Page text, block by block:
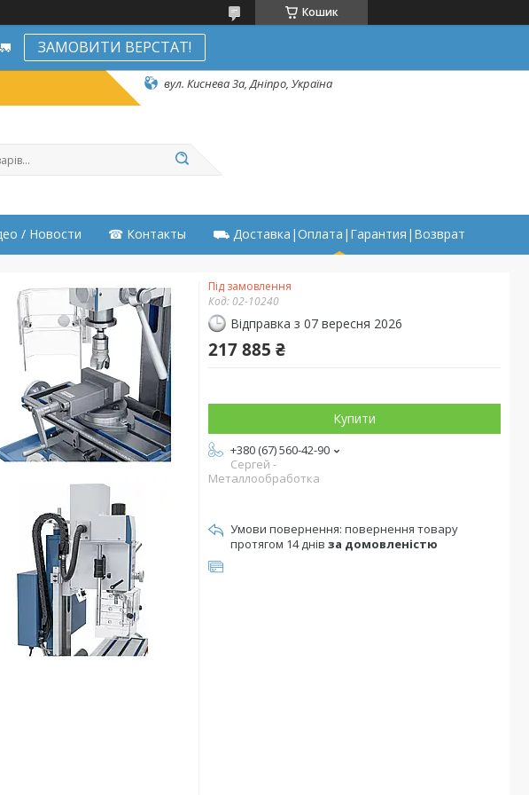
Кошик
ЗАМОВИТИ ВЕРСТАТ!
вул. Киснева 3а, Дніпро, Україна
/ Новости ☎ Контакты ⛟ Доставка|Оплата|Гарантия|Возврат
Під замовлення
Код: 02-10240
Відправка з 07 вересня 2026
217 885 ₴
Купити
+380 (67) 560-42-90
Сергей -
Металлообработка
повернення товару
протягом 14 днів за домовленістю